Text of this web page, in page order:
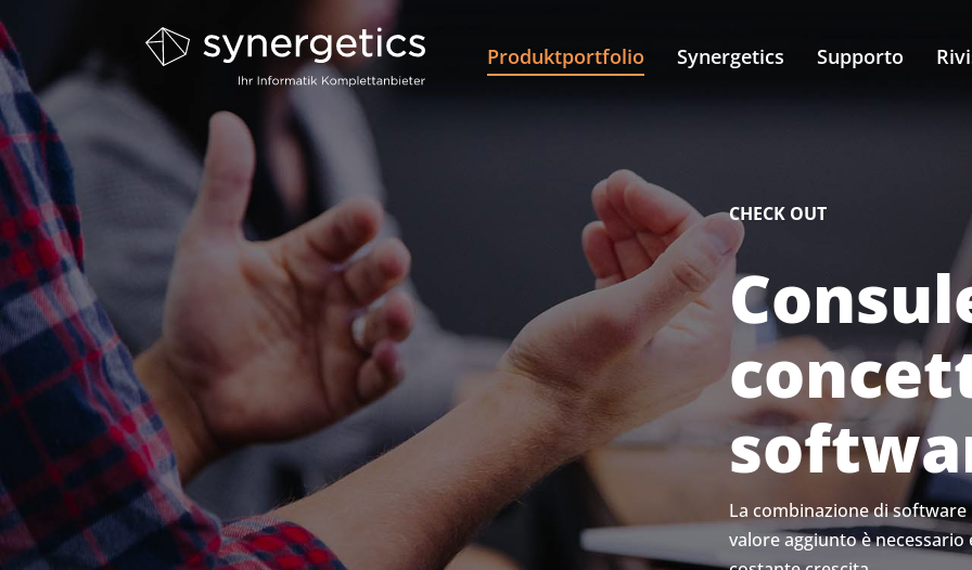
Produktportfolio Synergetics Supporto
CHECK OUT
La combinazione di
valore aggiunto è